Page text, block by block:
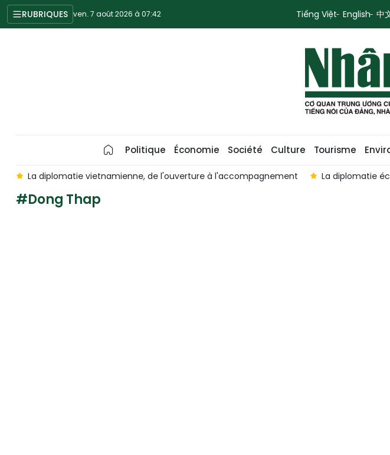
RUBRIQUES ven. 7 août 2026 à 07:42 Tiếng Việt English 中
Politique Économie Société Culture Tourisme
La diplomatie vietnamienne, de l'ouverture à l'accompagnement La diplomatie
#Dong Thap